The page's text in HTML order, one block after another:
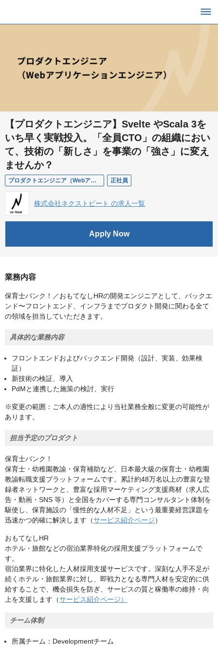
【プロダクトエンジニア】Svelte やScala 3を
いち早く実戦投入。「全員CTO」の組織におい
て、技術の「新しさ」を事業の「強さ」に変え
ませんか？
プロダクトエンジニア（Webアプリケーションエンジニア） 正社員
株式会社ネクストビート の求人一覧
Apply Now
業務内容
保育士バンク！／おもてなしHRの開発エンジニアとして、バックエ
ンド〜フロントエンド、インフラまでプロダクト開発に関わる全て
の領域を担当していただきます。
具体的な業務内容
フロントエンドおよびバックエンド開発（設計、実装、効果検
証）
新技術の検証、導入
PdMと連携した施策の検討、実行
※変更の範囲：ご本人の適性により当社業務全般に変更の可能性が
あります。
担当予定のプロダクト
保育士バンク！
保育士・幼稚園教諭・保育補助など、日本最大級の保育士・幼稚園
教諭転職支援プラットフォームです。累計約48万名以上の豊富な登
録者ネットワークと、豊富な採用マーケティング支援商材（求人広
告・動画・SNS 等）と全国をカバーする専門コンサルタント体制を
駆使し、保育施設の「慢性的な人材不足」という最重要経営課題を
迅速かつ的確に解決します（サービス紹介ページ）
おもてなしHR
ホテル・旅館などの宿泊業界特化の採用支援プラットフォームで
す。
宿泊業界に特化した人材採用支援サービスです。深刻な人手不足が
続くホテル・旅館業界に対し、即戦力となる専門人材を安定的に供
給することで、機会損失を防ぎ、サービスの質と稼働率の維持・向
上を支援します（サービス紹介ページ）
チーム体制
所属チーム：Developmentチーム